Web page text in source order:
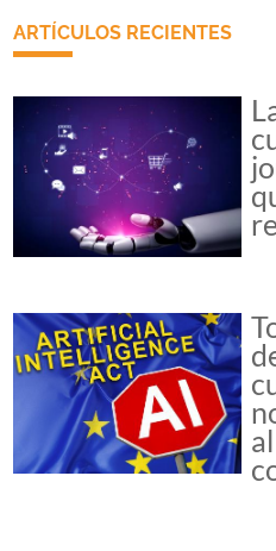
ARTÍCULOS RECIENTES